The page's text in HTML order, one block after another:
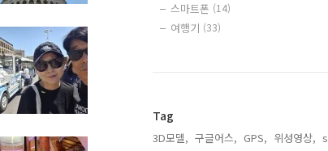
스마트폰 (14)
여행기 (33)
Tag
3D모델, 구글어스, GPS, 위성영상,